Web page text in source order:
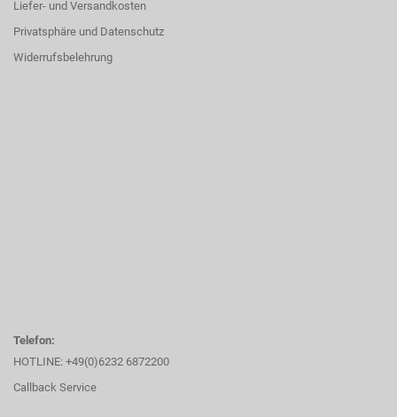
Liefer- und Versandkosten
Privatsphäre und Datenschutz
Widerrufsbelehrung
Telefon:
HOTLINE: +49(0)6232 6872200
Callback Service